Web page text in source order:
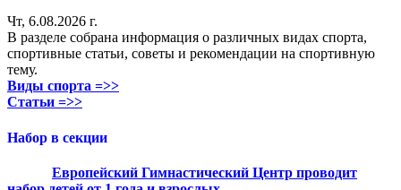
Чт, 6.08.2026 г.
В разделе собрана информация о различных видах спорта,
спортивные статьи, советы и рекомендации на спортивную
тему.
Виды спорта =>>
Статьи =>>
Набор в секции
Европейский Гимнастический Центр проводит